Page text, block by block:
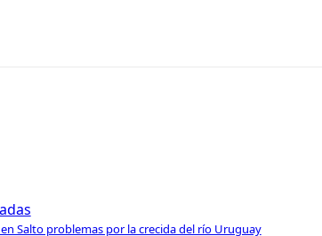
Salto problemas por la crecida del río Uruguay